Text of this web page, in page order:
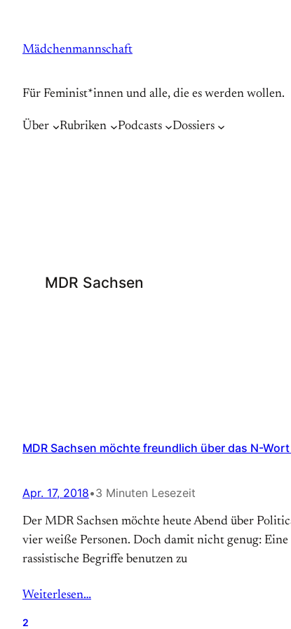
springen
Mädchenmannschaft
Für Feminist*innen und alle, die es werden wollen.
Über Rubriken Podcasts Dossiers
MDR Sachsen
MDR Sachsen möchte freundlich über das N-
Apr. 17, 2018•3 Minuten Lesezeit
Der MDR Sachsen möchte heute Abend über
vier weiße Personen. Doch damit nicht genug:
rassistische Begriffe benutzen zu
Weiterlesen…
2